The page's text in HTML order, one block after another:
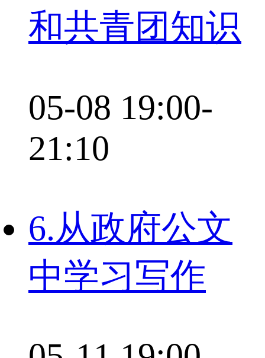
和共青团知识
05-08 19:00-
21:10
6.从政府公文
中学习写作